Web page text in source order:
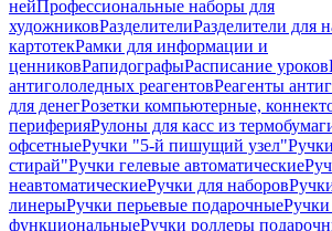
нейПрофессиональные наборы для
художниковРазделителиРазделители для
картотекРамки для информации и
ценниковРапидографыРасписание уроков
антигололедных реагентовРеагенты
для денегРозетки компьютерные,
периферияРулоны для касс из
офсетныеРучки "5-й пишущий узел"
стирай"Ручки гелевые автоматические
неавтоматическиеРучки для наборов
линерыРучки перьевые подарочные
функциональныеРучки роллеры